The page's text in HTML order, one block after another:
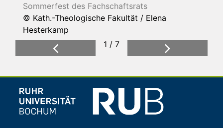
Sommerfest des Fachschaftsrats
© Kath.-Theologische Fakultät / Elena
Hesterkamp
1 / 7
Previous
Next